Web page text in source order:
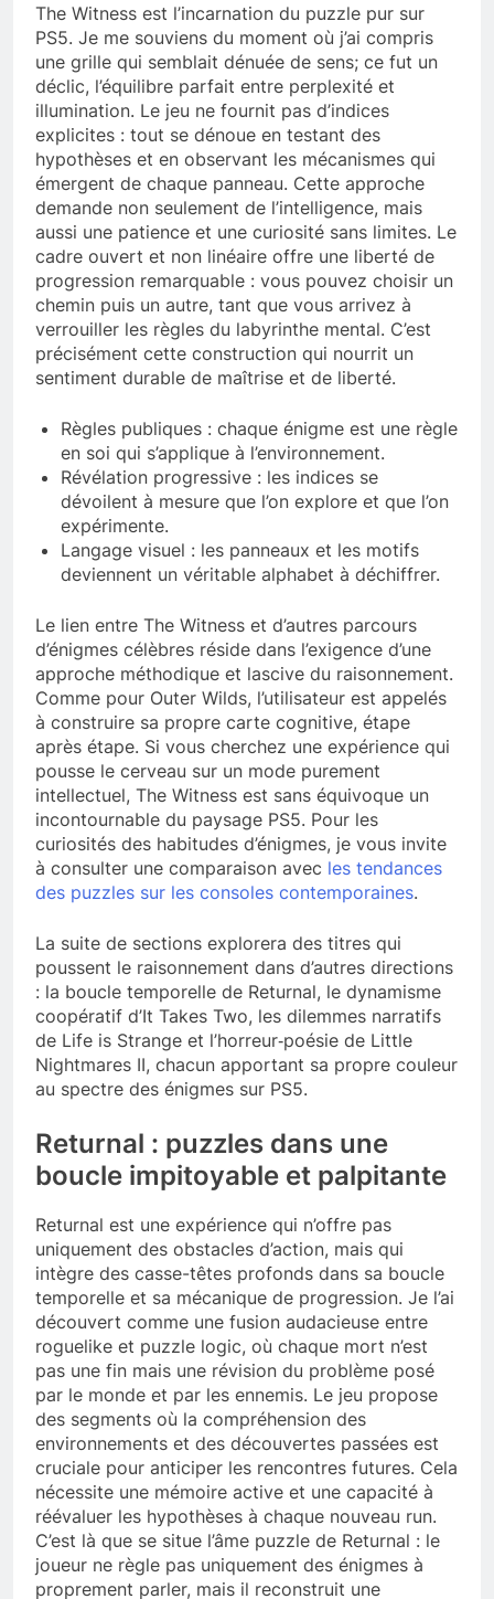
The Witness est l’incarnation du puzzle pur sur
PS5. Je me souviens du moment où j’ai compris
une grille qui semblait dénuée de sens; ce fut un
déclic, l’équilibre parfait entre perplexité et
illumination. Le jeu ne fournit pas d’indices
explicites : tout se dénoue en testant des
hypothèses et en observant les mécanismes qui
émergent de chaque panneau. Cette approche
demande non seulement de l’intelligence, mais
aussi une patience et une curiosité sans limites. Le
cadre ouvert et non linéaire offre une liberté de
progression remarquable : vous pouvez choisir un
chemin puis un autre, tant que vous arrivez à
verrouiller les règles du labyrinthe mental. C’est
précisément cette construction qui nourrit un
sentiment durable de maîtrise et de liberté.
Règles publiques : chaque énigme est une règle
en soi qui s’applique à l’environnement.
Révélation progressive : les indices se
dévoilent à mesure que l’on explore et que l’on
expérimente.
Langage visuel : les panneaux et les motifs
deviennent un véritable alphabet à déchiffrer.
Le lien entre The Witness et d’autres parcours
d’énigmes célèbres réside dans l’exigence d’une
approche méthodique et lascive du raisonnement.
Comme pour Outer Wilds, l’utilisateur est appelés
à construire sa propre carte cognitive, étape
après étape. Si vous cherchez une expérience qui
pousse le cerveau sur un mode purement
intellectuel, The Witness est sans équivoque un
incontournable du paysage PS5. Pour les
curiosités des habitudes d’énigmes, je vous invite
à consulter une comparaison avec les tendances
des puzzles sur les consoles contemporaines.
La suite de sections explorera des titres qui
poussent le raisonnement dans d’autres directions
: la boucle temporelle de Returnal, le dynamisme
coopératif d’It Takes Two, les dilemmes narratifs
de Life is Strange et l’horreur‑poésie de Little
Nightmares II, chacun apportant sa propre couleur
au spectre des énigmes sur PS5.
Returnal : puzzles dans une
boucle impitoyable et palpitante
Returnal est une expérience qui n’offre pas
uniquement des obstacles d’action, mais qui
intègre des casse-têtes profonds dans sa boucle
temporelle et sa mécanique de progression. Je l’ai
découvert comme une fusion audacieuse entre
roguelike et puzzle logic, où chaque mort n’est
pas une fin mais une révision du problème posé
par le monde et par les ennemis. Le jeu propose
des segments où la compréhension des
environnements et des découvertes passées est
cruciale pour anticiper les rencontres futures. Cela
nécessite une mémoire active et une capacité à
réévaluer les hypothèses à chaque nouveau run.
C’est là que se situe l’âme puzzle de Returnal : le
joueur ne règle pas uniquement des énigmes à
proprement parler, mais il reconstruit une